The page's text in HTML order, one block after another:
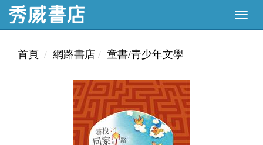
首頁 網路書店 童書/青少年文學